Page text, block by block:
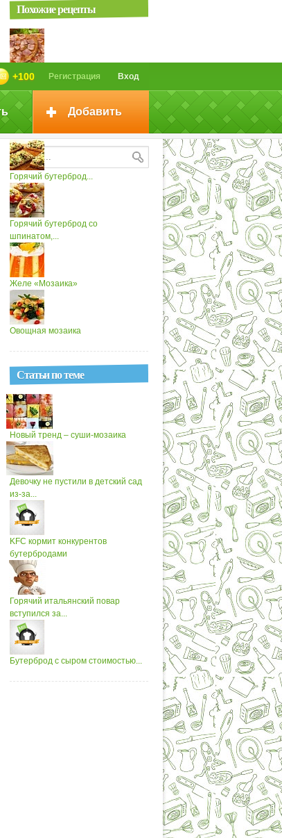
Вход
Регистрация
+100
Добавить
Похожие рецепты
желированой...
Горячий бутерброд с копченым...
Горячий бутерброд...
Горячий бутерброд со
шпинатом,...
Желе «Мозаика»
Овощная мозаика
Статьи по теме
Новый тренд – суши-мозаика
Девочку не пустили в детский сад
из-за...
KFC кормит конкурентов
бутербродами
Горячий итальянский повар
вступился за...
Бутерброд с сыром стоимостью...